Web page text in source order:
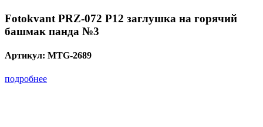
Fotokvant PRZ-072 P12 заглушка на горячий
башмак панда №3
Артикул: MTG-2689
подробнее